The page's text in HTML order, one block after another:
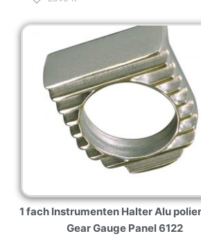
1 fach Instrumenten Halter Alu
Gear Gauge Panel 6122